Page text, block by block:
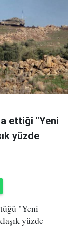
ettiği "Yeni
yüzde
"Yeni
yüzde